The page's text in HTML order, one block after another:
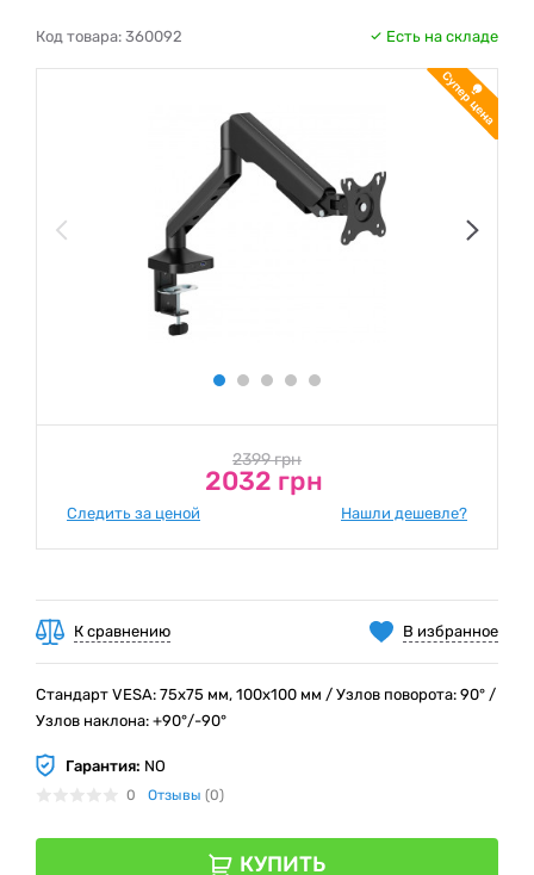
Код товара: 360092 Есть на складе
2399 грн
2032 грн
Следить за ценой Нашли дешевле?
В избранное
К сравнению
Стандарт VESA: 75х75 мм, 100х100 мм / Узлов поворота: 90° /
Узлов наклона: +90°/-90°
Гарантия: NO
0 Отзывы (0)
КУПИТЬ